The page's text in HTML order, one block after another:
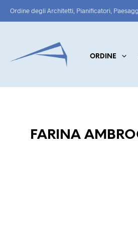
Ordine degli Architetti, Pianificatori,
ORDINE
FARINA